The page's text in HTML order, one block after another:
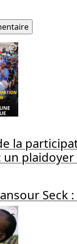
la
un
Seck :